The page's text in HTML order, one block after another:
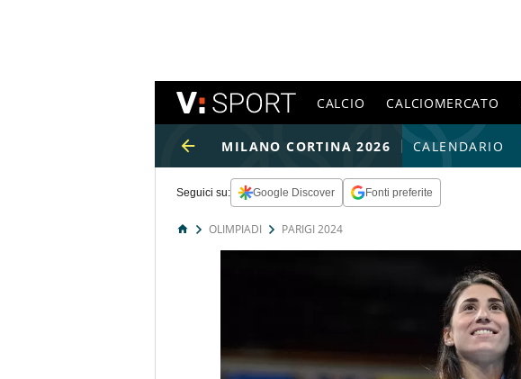
CALCIO CALCIOMERCATO
MILANO CORTINA 2026 CALENDARIO
Seguici su: Google Discover Fonti preferite
OLIMPIADI PARIGI 2024